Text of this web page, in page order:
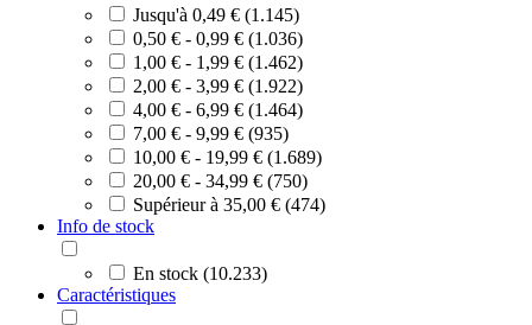
Jusqu'à 0,49 € (1.145)
0,50 € - 0,99 € (1.036)
1,00 € - 1,99 € (1.462)
2,00 € - 3,99 € (1.922)
4,00 € - 6,99 € (1.464)
7,00 € - 9,99 € (935)
10,00 € - 19,99 € (1.689)
20,00 € - 34,99 € (750)
Supérieur à 35,00 € (474)
Info de stock
En stock (10.233)
Caractéristiques